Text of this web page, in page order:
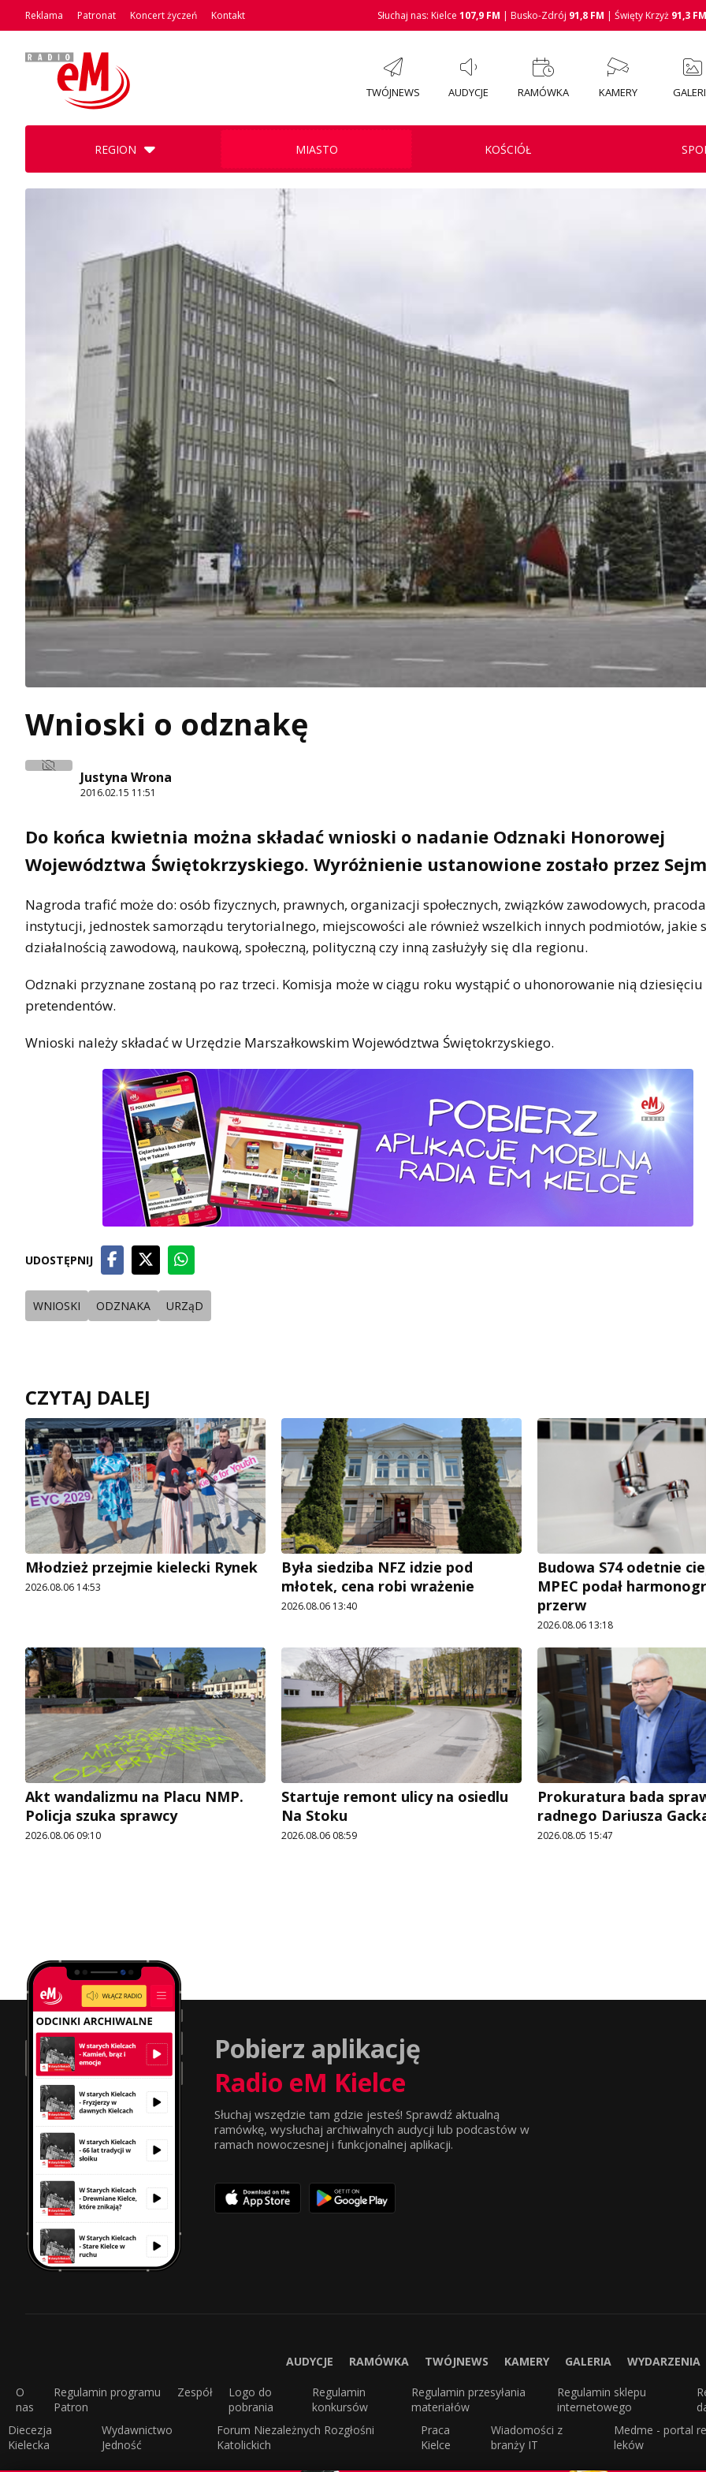
Reklama Patronat Koncert życzeń Kontakt Słuchaj nas: Kielce 107,9 FM | Busko-Zdrój 91,8 FM | Święty Krzyż 91,3 FM
TWÓJNEWS AUDYCJE RAMÓWKA KAMERY
REGION MIASTO KOŚCIÓŁ
Wnioski o odznakę
Justyna Wrona
2016.02.15 11:51
Do końca kwietnia można składać wnioski o nadanie Odznaki Honorowej
Województwa Świętokrzyskiego. Wyróżnienie ustanowione zostało przez
Nagroda trafić może do: osób fizycznych, prawnych, organizacji społecznych, związków zawodowych,
instytucji, jednostek samorządu terytorialnego, miejscowości ale również wszelkich innych podmiotów, jakie
działalnością zawodową, naukową, społeczną, polityczną czy inną zasłużyły się dla regionu.
Odznaki przyznane zostaną po raz trzeci. Komisja może w ciągu roku wystąpić o uhonorowanie nią dziesięciu
pretendentów.
Wnioski należy składać w Urzędzie Marszałkowskim Województwa Świętokrzyskiego.
UDOSTĘPNIJ
WNIOSKI ODZNAKA URZąD
CZYTAJ DALEJ
Młodzież przejmie kielecki Rynek
2026.08.06 14:53
Była siedziba NFZ idzie pod
młotek, cena robi wrażenie
2026.08.06 13:40
Budowa S74 odetnie
MPEC podał
przerw
2026.08.06 13:18
Akt wandalizmu na Placu NMP.
Policja szuka sprawcy
2026.08.06 09:10
Startuje remont ulicy na osiedlu
Na Stoku
2026.08.06 08:59
Prokuratura bada
radnego Dariusza
2026.08.05 15:47
Pobierz aplikację
Radio eM Kielce
Słuchaj wszędzie tam gdzie jesteś! Sprawdź aktualną
ramówkę, wysłuchaj archiwalnych audycji lub podcastów w
ramach nowoczesnej i funkcjonalnej aplikacji.
AUDYCJE RAMÓWKA TWÓJNEWS KAMERY GALERIA WYDARZENIA
O
nas
Regulamin programu
Patron
Zespół
Logo do
pobrania
Regulamin
konkursów
Regulamin przesyłania
materiałów
Regulamin sklepu
internetowego
Diecezja
Kielecka
Wydawnictwo
Jedność
Forum Niezależnych Rozgłośni
Katolickich
Praca
Kielce
Wiadomości z
branży IT
Medme - portal
leków